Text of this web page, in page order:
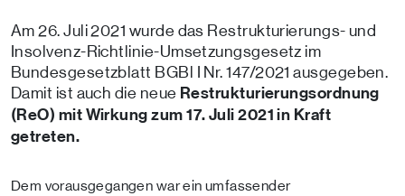
Am 26. Juli 2021 wurde das Restrukturierungs- und
Insolvenz-Richtlinie-Umsetzungsgesetz im
Bundesgesetzblatt BGBl I Nr. 147/2021 ausgegeben.
Damit ist auch die neue Restrukturierungsordnung
(ReO) mit Wirkung zum 17. Juli 2021 in Kraft
getreten.
Dem vorausgegangen war ein umfassender